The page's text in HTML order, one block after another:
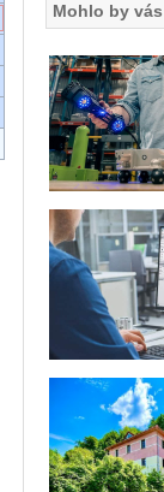
Mohlo by